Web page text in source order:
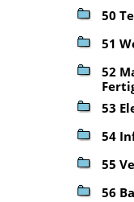
50
51
52
53
54
55
56